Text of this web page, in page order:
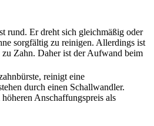
rund. Er dreht sich gleichmäßig oder
sorgfältig zu reinigen. Allerdings ist
Zahn. Daher ist der Aufwand beim
reinigt eine
durch einen Schallwandler.
Anschaffungspreis als